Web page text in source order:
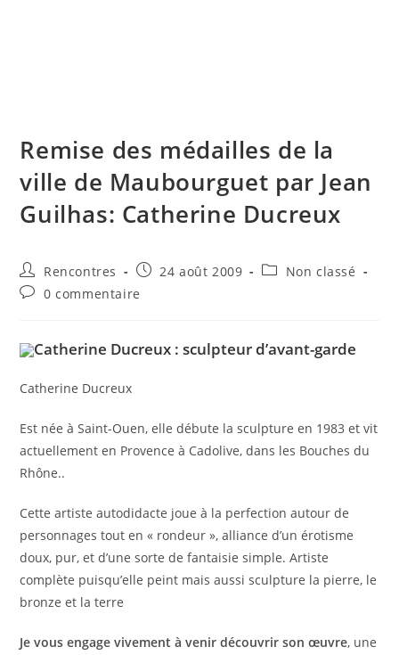
Remise des médailles de la
ville de Maubourguet par Jean
Guilhas: Catherine Ducreux
Auteur/autrice
de
la
Rencontres
Publication
24 août 2009
PostNon classé
Commentaires
publication :
0 commentaire
Catherine Ducreux : sculpteur d’avant-garde
Catherine Ducreux
Est née à Saint-Ouen, elle débute la sculpture en 1983 et vit
actuellement en Provence à Cadolive, dans les Bouches du
Rhône..
Cette artiste autodidacte joue à la perfection autour de
personnages tout en « rondeur », alliance d’un érotisme
doux, pur, et d’une sorte de fantaisie simple. Artiste
complète puisqu’elle peint mais aussi sculpture la pierre, le
bronze et la terre
Je vous engage vivement à venir découvrir son œuvre, une